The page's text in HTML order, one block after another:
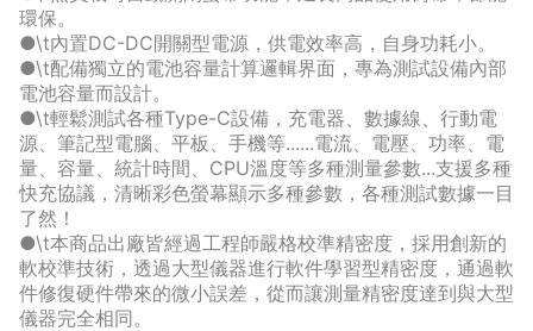
環保。
●\t內置DC-DC開關型電源，供電效率高，自身功耗小。
●\t配備獨立的電池容量計算邏輯界面，專為測試設備內部
電池容量而設計。
●\t輕鬆測試各種Type-C設備，充電器、數據線、行動電
源、筆記型電腦、平板、手機等......電流、電壓、功率、電
量、容量、統計時間、CPU溫度等多種測量參數...支援多種
快充協議，清晰彩色螢幕顯示多種參數，各種測試數據一目
了然！
●\t本商品出廠皆經過工程師嚴格校準精密度，採用創新的
軟校準技術，透過大型儀器進行軟件學習型精密度，通過軟
件修復硬件帶來的微小誤差，從而讓測量精密度達到與大型
儀器完全相同。